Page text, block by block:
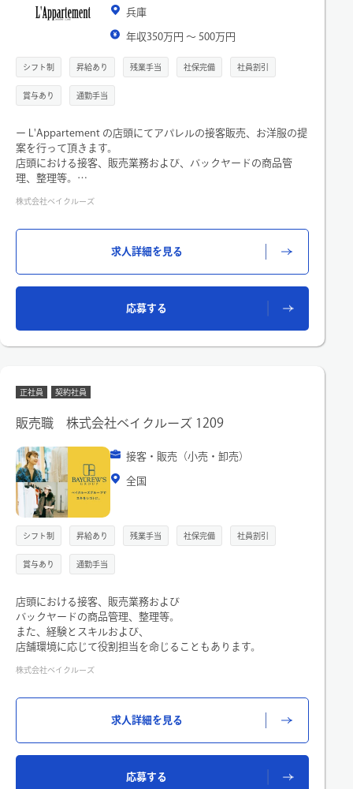
兵庫
年収350万円 〜 500万円
シフト制 昇給あり 残業手当 社保完備 社員割引
賞与あり 通勤手当
ー L'Appartement の店頭にてアパレルの接客販売、お洋服の提
案を行って頂きます。
店頭における接客、販売業務および、バックヤードの商品管
理、整理等。
ることがあります。
「接客業のアルバイト経験がある方」「お洋服の知識はないけ
れど、アパレルにチャレンジしてみたい方」
株式会社ベイクルーズ
求人詳細を見る
応募する
正社員 契約社員
販売職 株式会社ベイクルーズ 1209
接客・販売（小売・卸売）
全国
シフト制 昇給あり 残業手当 社保完備 社員割引
賞与あり 通勤手当
店頭における接客、販売業務および
バックヤードの商品管理、整理等。
また、経験とスキルおよび、
店舗環境に応じて役割担当を命じることもあります。
株式会社ベイクルーズ
求人詳細を見る
応募する